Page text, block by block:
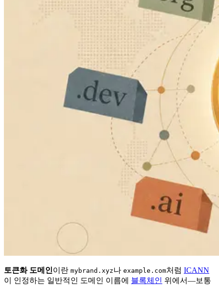
토큰화 도메인이란 mybrand.xyz나 example.com처럼 ICANN
이 인정하는 일반적인 도메인 이름에 블록체인 위에서—보통